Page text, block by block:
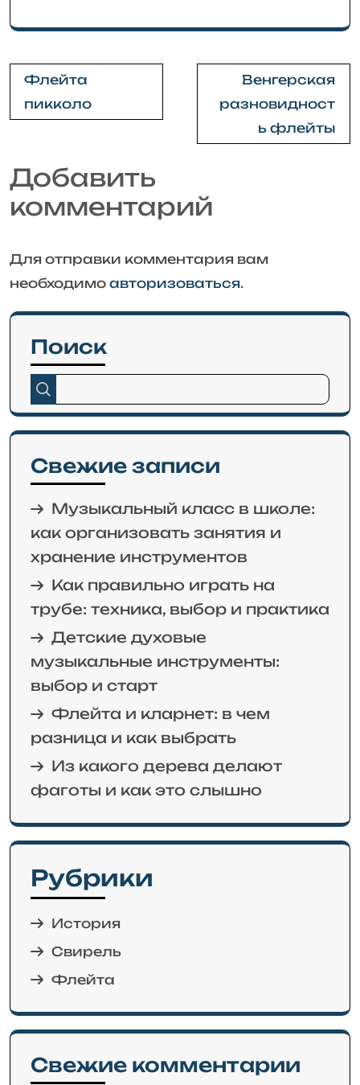
Навигация
по
записям
Флейта
пикколо
Венгерская
разновидност
ь флейты
Добавить
комментарий
Для отправки комментария вам
необходимо авторизоваться.
Поиск
Свежие записи
Музыкальный класс в школе:
как организовать занятия и
хранение инструментов
Как правильно играть на
трубе: техника, выбор и практика
Детские духовые
музыкальные инструменты:
выбор и старт
Флейта и кларнет: в чем
разница и как выбрать
Из какого дерева делают
фаготы и как это слышно
Рубрики
История
Свирель
Флейта
Свежие комментарии